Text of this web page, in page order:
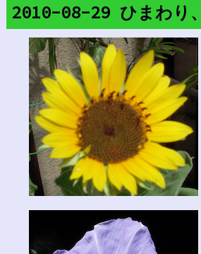
2010-08-29 ひまわり